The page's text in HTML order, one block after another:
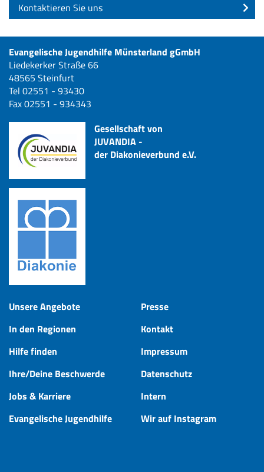
Kontaktieren Sie uns
Evangelische Jugendhilfe Münsterland gGmbH
Liedekerker Straße 66
48565 Steinfurt
Tel 02551 - 93430
Fax 02551 - 934343
Gesellschaft von
JUVANDIA -
der Diakonieverbund e.V.
Unsere Angebote
In den Regionen
Hilfe finden
Ihre/Deine Beschwerde
Jobs & Karriere
Evangelische Jugendhilfe
Presse
Kontakt
Impressum
Datenschutz
Intern
Wir auf Instagram